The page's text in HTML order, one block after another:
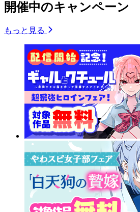
開催中のキャンペーン
もっと見る